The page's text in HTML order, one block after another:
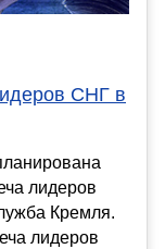
СНГ в
лидеров
Кремля.
лидеров